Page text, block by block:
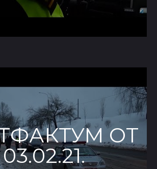
ОТ
03.02.21.